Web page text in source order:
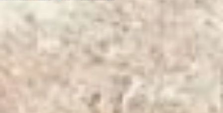
Как рассказала исполняющая
обязанности директора МБУ
«Горзеленстрой» Зоя Русина,
работы по озеленению
развернутся во всех районах
города, но основной упор будет
исчезают с клумб вскоре после
посадки. Цветочное воровство –
большая и пока неразрешимая